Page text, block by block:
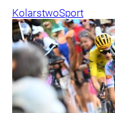
KolarstwoSport